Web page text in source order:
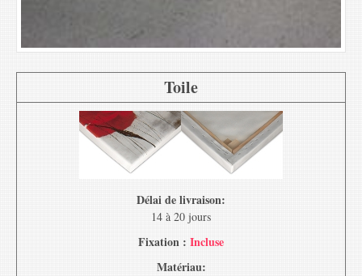
Toile
Délai de livraison:
14 à 20 jours
Fixation : Incluse
Matériau: